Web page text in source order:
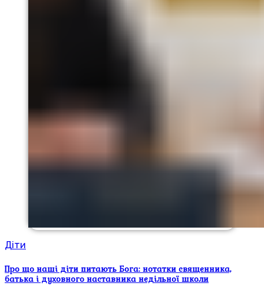
Діти
Про що наші діти питають Бога: нотатки священника,
батька і духовного наставника недільної школи